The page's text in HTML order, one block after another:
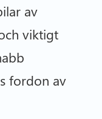
av
viktigt
fordon av